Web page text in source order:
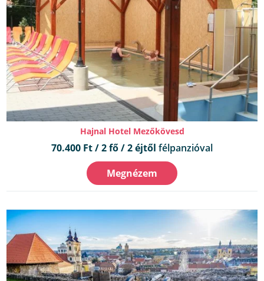
Hajnal Hotel Mezőkövesd
70.400 Ft / 2 fő / 2 éjtől félpanzióval
Megnézem